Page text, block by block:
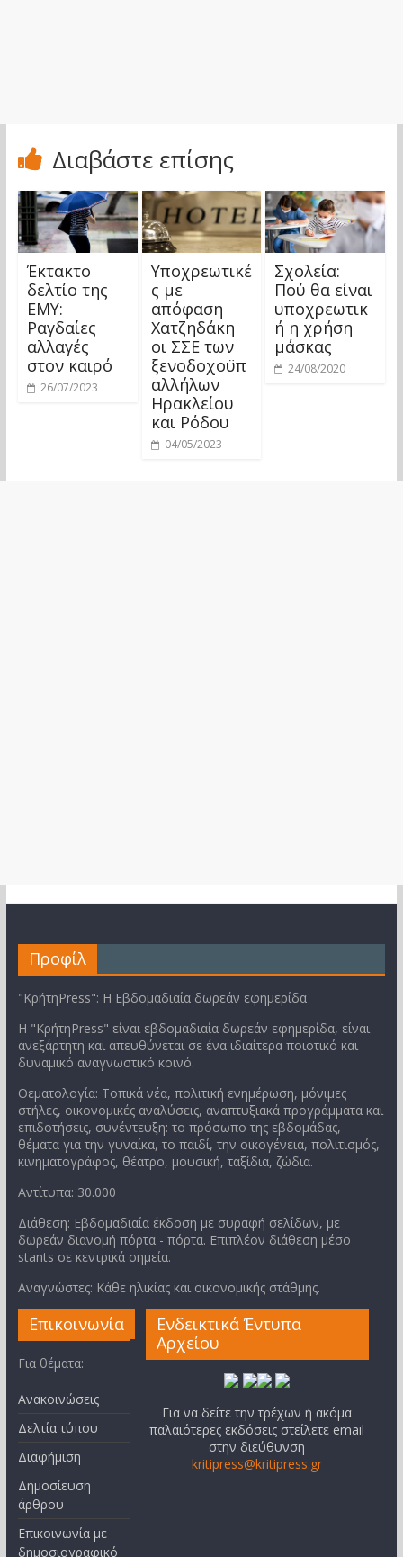
Διαβάστε επίσης
Έκτακτο
δελτίο της
ΕΜΥ:
Ραγδαίες
αλλαγές
στον καιρό
26/07/2023
Υποχρεωτικέ
ς με
απόφαση
Χατζηδάκη
οι ΣΣΕ των
ξενοδοχοϋπ
αλλήλων
Ηρακλείου
και Ρόδου
04/05/2023
Σχολεία:
Πού θα είναι
υποχρεωτικ
ή η χρήση
μάσκας
24/08/2020
Προφίλ
"ΚρήτηPress": Η Εβδομαδιαία δωρεάν εφημερίδα
Η "ΚρήτηPress" είναι εβδομαδιαία δωρεάν εφημερίδα, είναι
ανεξάρτητη και απευθύνεται σε ένα ιδιαίτερα ποιοτικό και
δυναμικό αναγνωστικό κοινό.
Θεματολογία: Τοπικά νέα, πολιτική ενημέρωση, μόνιμες
στήλες, οικονομικές αναλύσεις, αναπτυξιακά προγράμματα και
επιδοτήσεις, συνέντευξη: το πρόσωπο της εβδομάδας,
θέματα για την γυναίκα, το παιδί, την οικογένεια, πολιτισμός,
κινηματογράφος, θέατρο, μουσική, ταξίδια, ζώδια.
Αντίτυπα: 30.000
Διάθεση: Εβδομαδιαία έκδοση με συραφή σελίδων, με
δωρεάν διανομή πόρτα - πόρτα. Επιπλέον διάθεση μέσο
stants σε κεντρικά σημεία.
Αναγνώστες: Κάθε ηλικίας και οικονομικής στάθμης.
Επικοινωνία
Για θέματα:
Ανακοινώσεις
Δελτία τύπου
Διαφήμιση
Δημοσίευση
άρθρου
Επικοινωνία με
δημοσιογραφικό
Ενδεικτικά Έντυπα
Αρχείου
Για να δείτε την τρέχων ή ακόμα
παλαιότερες εκδόσεις στείλετε email
στην διεύθυνση
kritipress@kritipress.gr